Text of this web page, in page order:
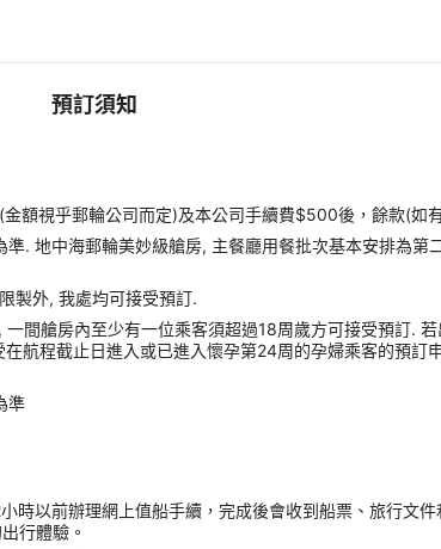
預訂須知
額視乎郵輪公司而定)及本公司手續費$500後，餘款(如
. 地中海郵輪美妙級艙房, 主餐廳用餐批次基本安排為第
製外, 我處均可接受預訂.
間艙房內至少有一位乘客須超過18周歲方可接受預訂.
航程截止日進入或已進入懷孕第24周的孕婦乘客的預訂
準
時以前辦理網上值船手續，完成後會收到船票、旅行文
行體驗。